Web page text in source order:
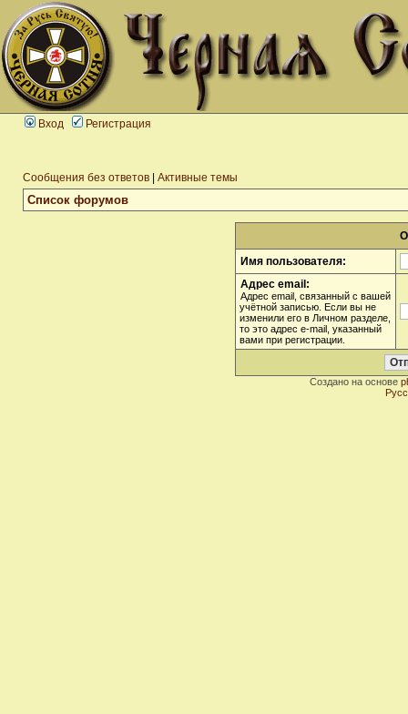
Вход Регистрация
Сообщения без ответов Активные темы
Список форумов
Имя пользователя:
Адрес email:
Адрес email, связанный с вашей
учётной записью. Если вы не
изменили его в Личном разделе,
то это адрес e-mail, указанный
вами при регистрации.
Создано на основе